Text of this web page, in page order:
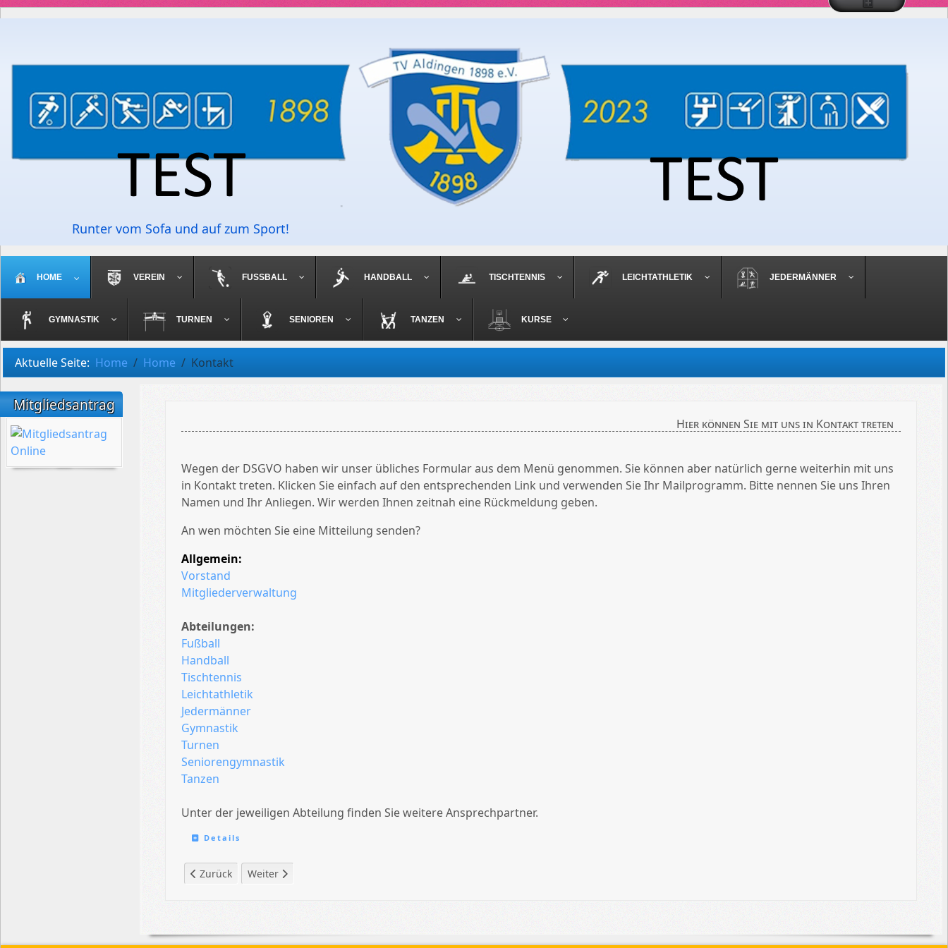
Runter vom Sofa und auf zum Sport!
HOME VEREIN FUSSBALL HANDBALL TISCHTENNIS LEICHTATHLETIK JEDERMÄNNER
GYMNASTIK TURNEN SENIOREN TANZEN KURSE
Aktuelle Seite: Home Home Kontakt
Mitgliedsantrag
Hier können Sie mit uns in Kontakt treten
Wegen der DSGVO haben wir unser übliches Formular aus dem Menü genommen. Sie können aber natürlich gerne weiterhin mit uns
in Kontakt treten. Klicken Sie einfach auf den entsprechenden Link und verwenden Sie Ihr Mailprogramm. Bitte nennen Sie uns Ihren
Namen und Ihr Anliegen. Wir werden Ihnen zeitnah eine Rückmeldung geben.
An wen möchten Sie eine Mitteilung senden?
Allgemein:
Vorstand
Mitgliederverwaltung
Abteilungen:
Fußball
Handball
Tischtennis
Leichtathletik
Jedermänner
Gymnastik
Turnen
Seniorengymnastik
Tanzen
Unter der jeweiligen Abteilung finden Sie weitere Ansprechpartner.
Details
Vorheriger Beitrag: Datenschutzerklärung
Zurück Nächster Beitrag: Turnbeutel für die Minis 2017
Weiter